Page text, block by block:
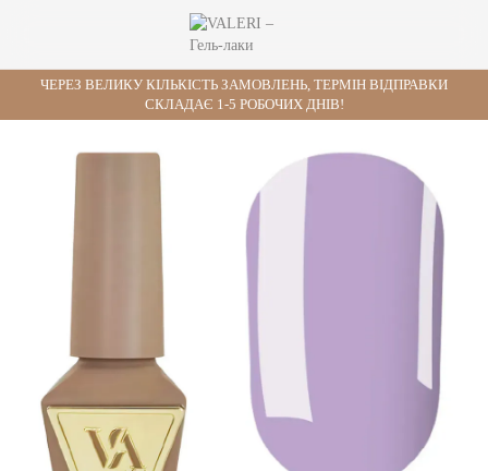
ЧЕРЕЗ ВЕЛИКУ КІЛЬКІСТЬ ЗАМОВЛЕНЬ, ТЕРМІН ВІДПРАВКИ
СКЛАДАЄ 1-5 РОБОЧИХ ДНІВ!